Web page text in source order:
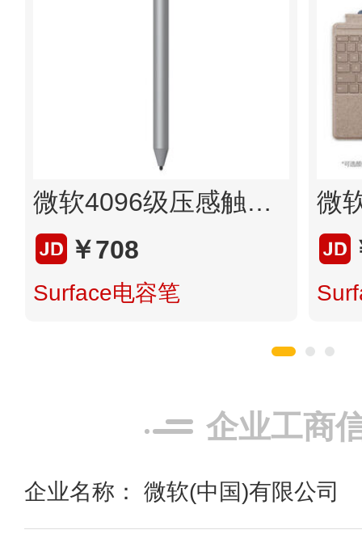
微软4096级压感触控笔
￥708
Surface电容笔
企业工商
企业名称： 微软(中国)有限公司